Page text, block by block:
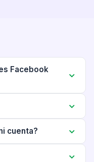
Facebook
cuenta?